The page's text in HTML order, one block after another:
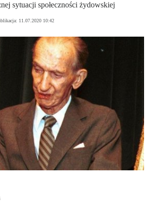
sytuacji społeczności żydowskiej
11.07.2020 10:42